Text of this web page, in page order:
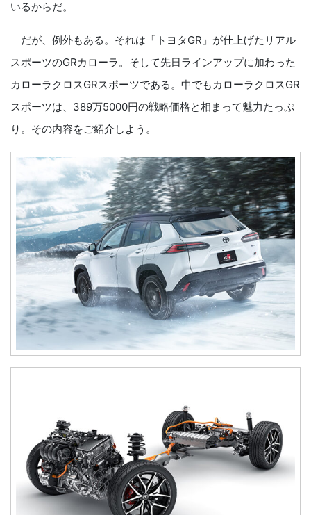
いるからだ。
だが、例外もある。それは「トヨタGR」が仕上げたリアル
スポーツのGRカローラ。そして先日ラインアップに加わった
カローラクロスGRスポーツである。中でもカローラクロスGR
スポーツは、389万5000円の戦略価格と相まって魅力たっぷ
り。その内容をご紹介しよう。